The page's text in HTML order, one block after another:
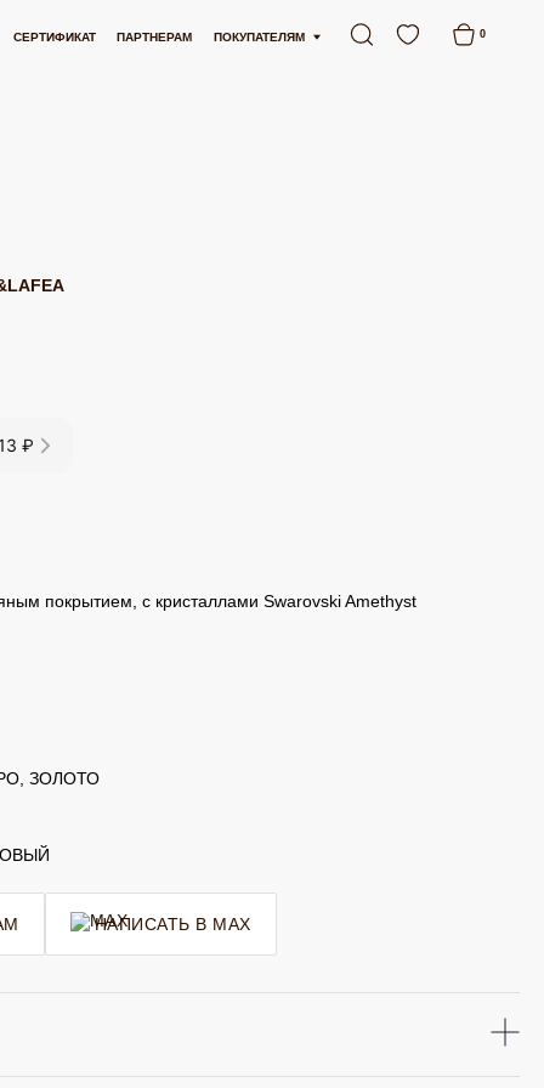
ПОКУПАТЕЛЯМ
₽
покрытием, с кристаллами Swarovski Amethyst
ЗОЛОТО
НАПИСАТЬ В MAX